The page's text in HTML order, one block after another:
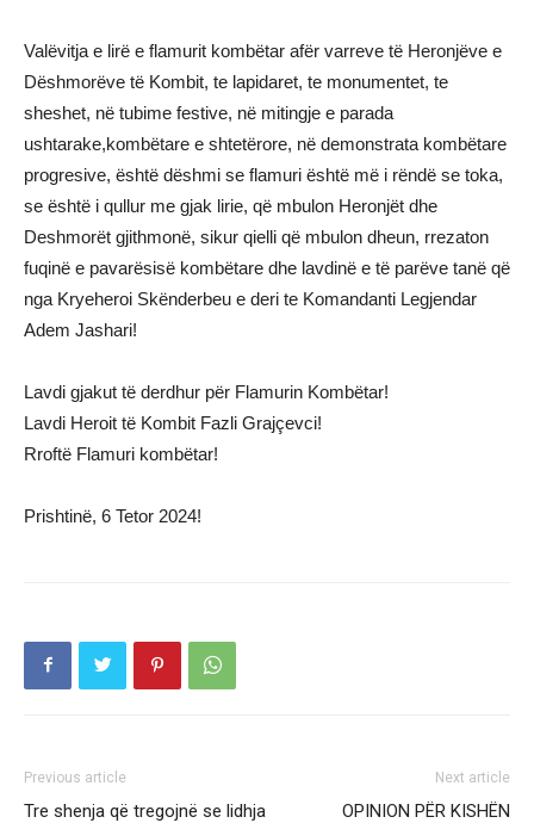
Valëvitja e lirë e flamurit kombëtar afër varreve të Heronjëve e
Dëshmorëve të Kombit, te lapidaret, te monumentet, te
sheshet, në tubime festive, në mitingje e parada
ushtarake,kombëtare e shtetërore, në demonstrata kombëtare
progresive, është dëshmi se flamuri është më i rëndë se toka,
se është i qullur me gjak lirie, që mbulon Heronjët dhe
Deshmorët gjithmonë, sikur qielli që mbulon dheun, rrezaton
fuqinë e pavarësisë kombëtare dhe lavdinë e të parëve tanë që
nga Kryeheroi Skënderbeu e deri te Komandanti Legjendar
Adem Jashari!
Lavdi gjakut të derdhur për Flamurin Kombëtar!
Lavdi Heroit të Kombit Fazli Grajçevci!
Rroftë Flamuri kombëtar!
Prishtinë, 6 Tetor 2024!
Previous article
Tre shenja që tregojnë se lidhja
Next article
OPINION PËR KISHËN